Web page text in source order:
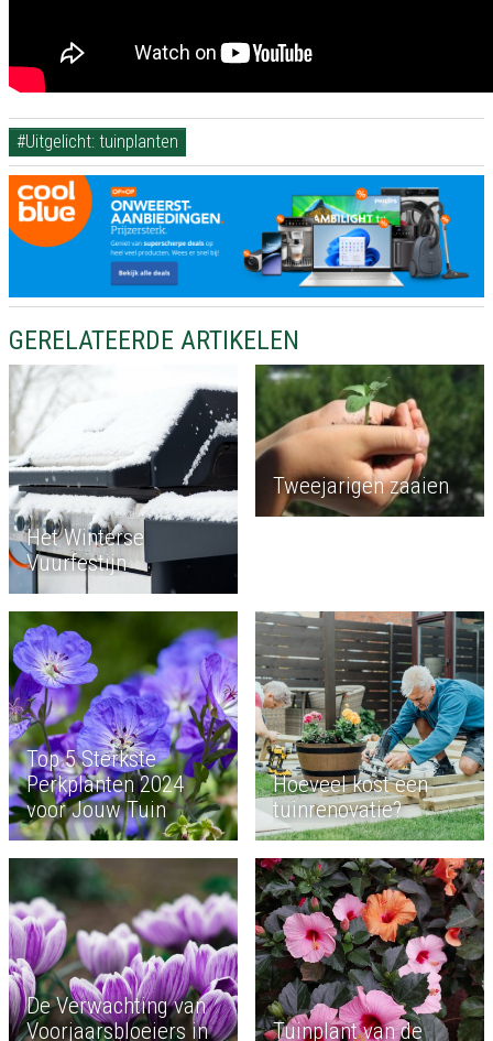
#Uitgelicht: tuinplanten
GERELATEERDE ARTIKELEN
Het Winterse
Vuurfestijn
Tweejarigen zaaien
Top 5 Sterkste
Perkplanten 2024
voor Jouw Tuin
Hoeveel kost een
tuinrenovatie?
De Verwachting van
Voorjaarsbloeiers in
Tuinplant van de